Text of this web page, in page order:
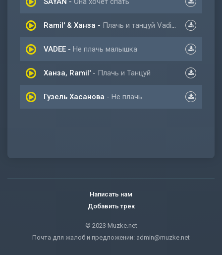
Ramil' & Ханза - Плачь и танцуй Vadim Adamov & Hardphol remix
VADEE - Не плачь малышка
Ханза, Ramil' - Плачь и Танцуй
Гузель Хасанова - Не плачь
Написать нам
Добавить трек
© 2023 Muzke.net
Почта для жалоб и предложении: admin@muzke.net